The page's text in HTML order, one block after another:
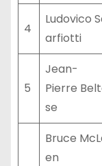
4
Ludovico
arfiotti
5
Jean-
Pierre
se
Bruce
en